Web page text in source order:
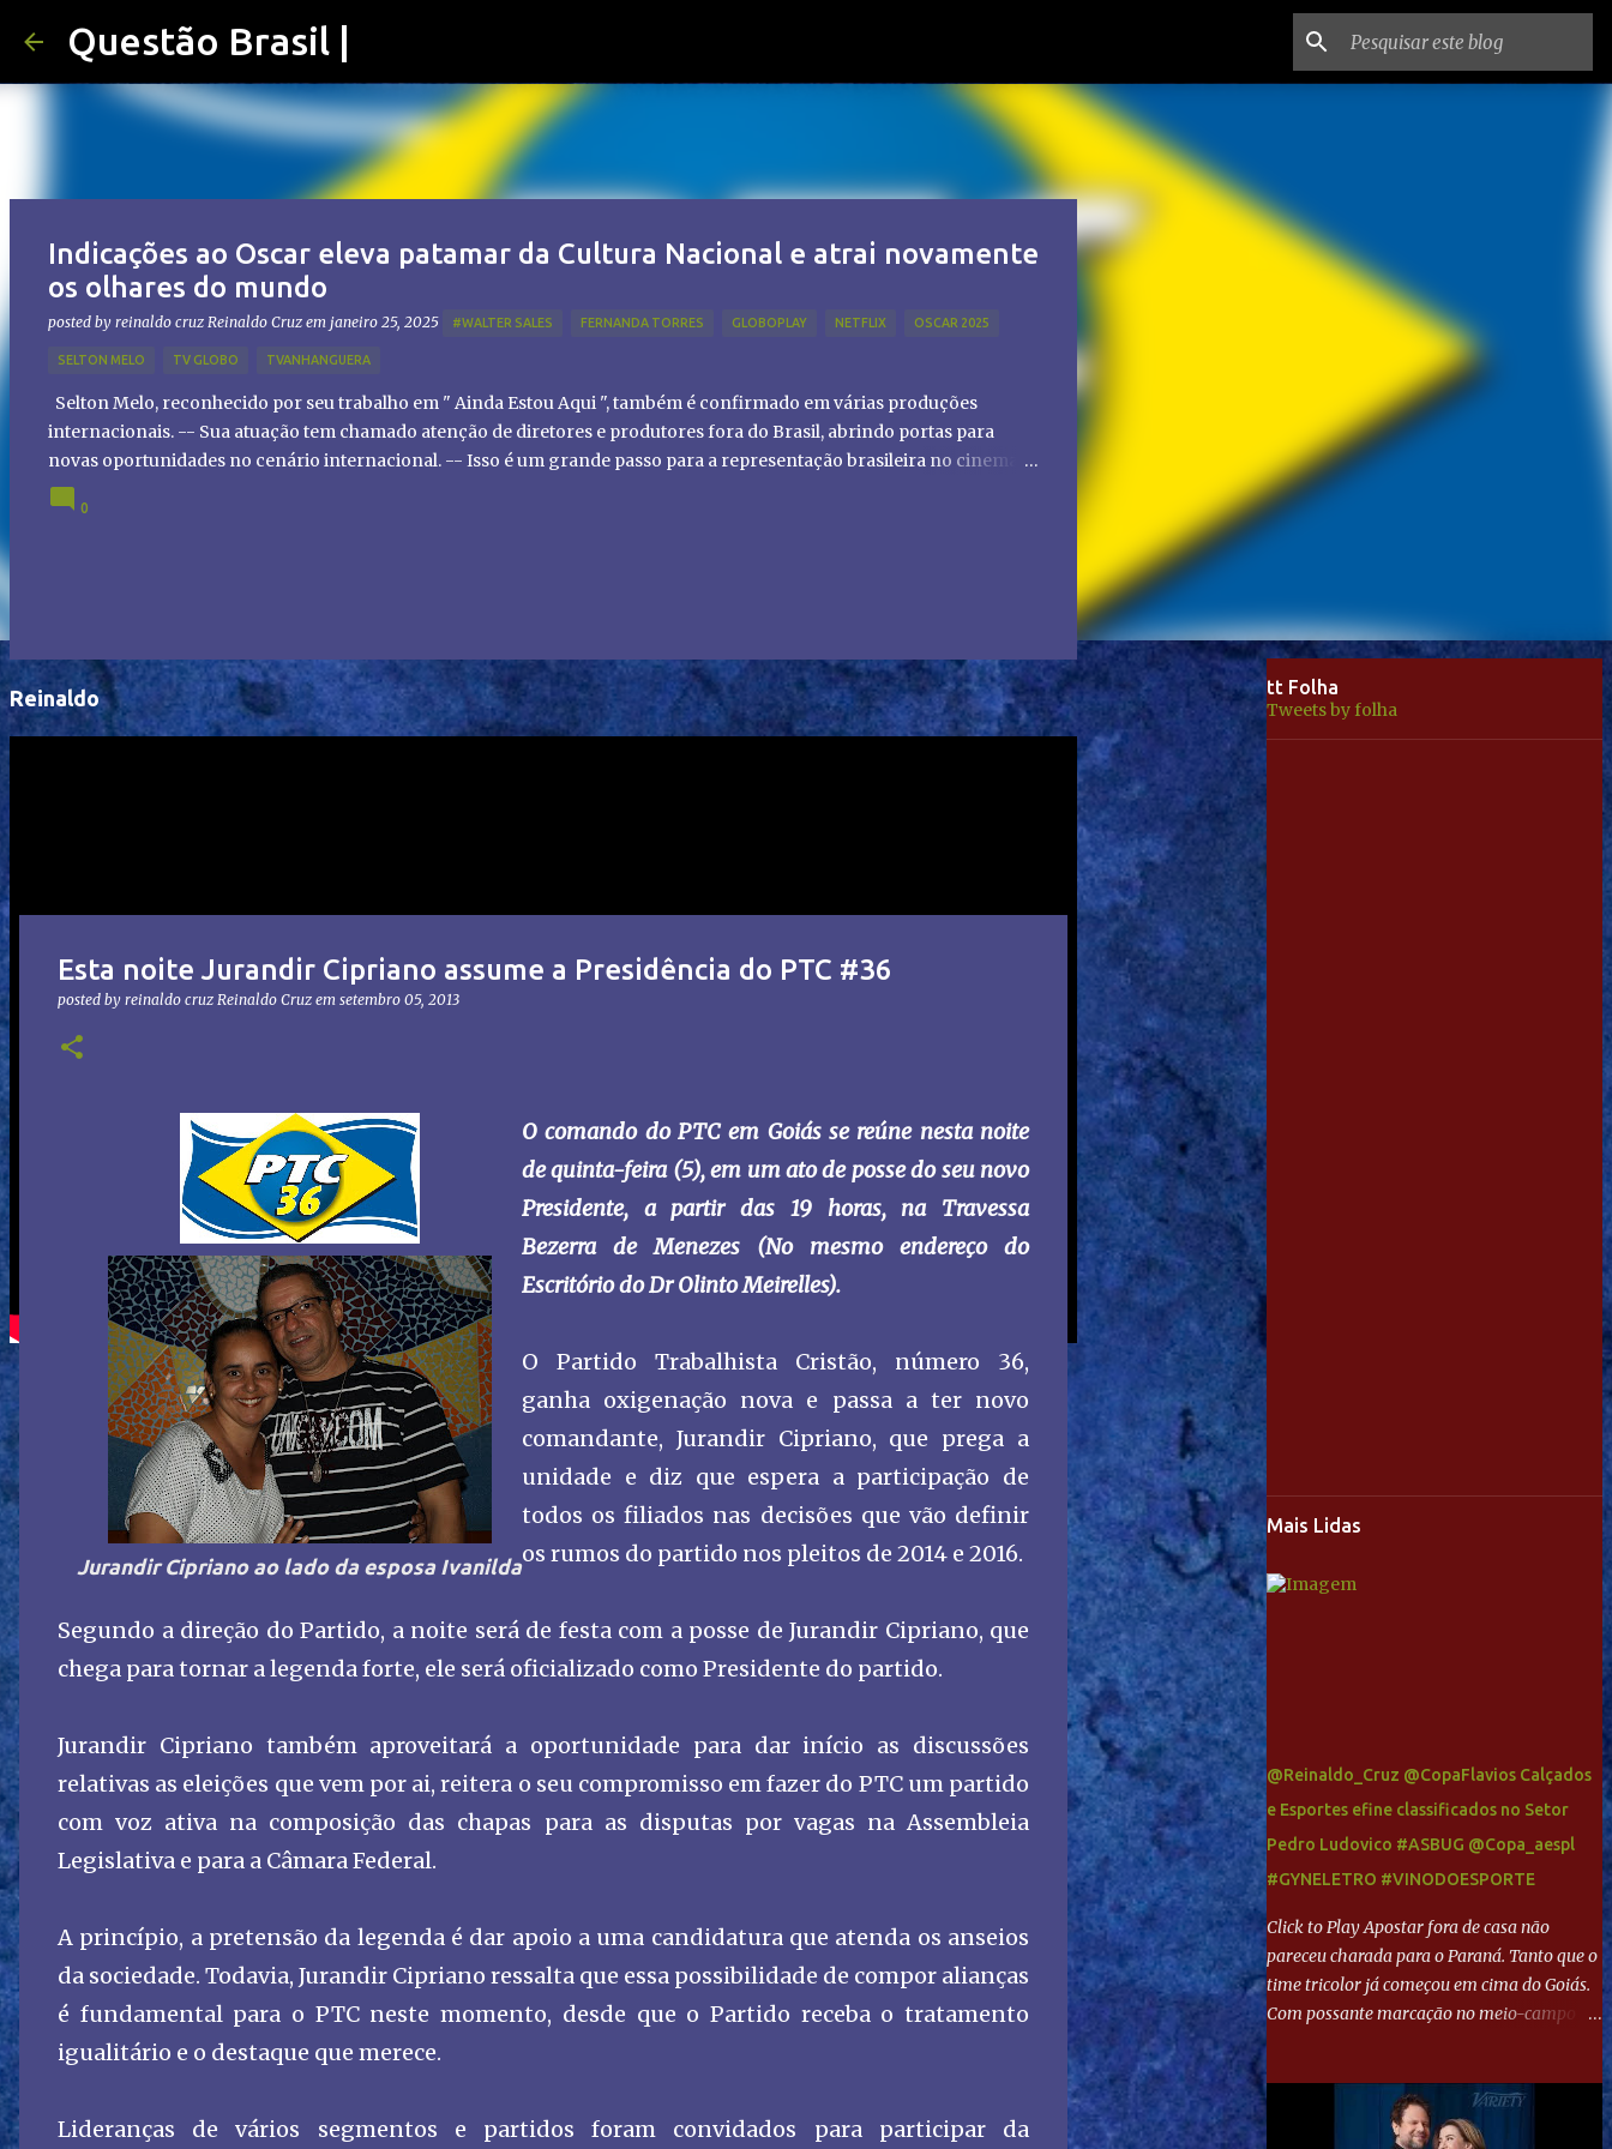
Questão Brasil |
Indicações ao Oscar eleva patamar da Cultura Nacional e atrai novamente
os olhares do mundo
posted by reinaldo cruz Reinaldo Cruz em janeiro 25, 2025 #WALTER SALES FERNANDA TORRES GLOBOPLAY NETFLIX OSCAR 2025
SELTON MELO TV GLOBO TVANHANGUERA
Selton Melo, reconhecido por seu trabalho em " Ainda Estou Aqui ", também é confirmado em várias produções
internacionais. -- Sua atuação tem chamado atenção de diretores e produtores fora do Brasil, abrindo portas para
novas oportunidades no cenário internacional. -- Isso é um grande passo para a representação brasileira no cinema
global!
0
Reinaldo
Esta noite Jurandir Cipriano assume a Presidência do PTC #36
posted by reinaldo cruz Reinaldo Cruz em setembro 05, 2013
Jurandir Cipriano ao lado da esposa Ivanilda
O comando do PTC em Goiás se reúne nesta noite
de quinta-feira (5), em um ato de posse do seu novo
Presidente, a partir das 19 horas, na Travessa
Bezerra de Menezes (No mesmo endereço do
Escritório do Dr Olinto Meirelles).
O Partido Trabalhista Cristão, número 36,
ganha oxigenação nova e passa a ter novo
comandante, Jurandir Cipriano, que prega a
unidade e diz que espera a participação de
todos os filiados nas decisões que vão definir
os rumos do partido nos pleitos de 2014 e 2016.
Segundo a direção do Partido, a noite será de festa com a posse de Jurandir Cipriano, que
chega para tornar a legenda forte, ele será oficializado como Presidente do partido.
Jurandir Cipriano também aproveitará a oportunidade para dar início as discussões
relativas as eleições que vem por ai, reitera o seu compromisso em fazer do PTC um partido
com voz ativa na composição das chapas para as disputas por vagas na Assembleia
Legislativa e para a Câmara Federal.
A princípio, a pretensão da legenda é dar apoio a uma candidatura que atenda os anseios
da sociedade. Todavia, Jurandir Cipriano ressalta que essa possibilidade de compor alianças
é fundamental para o PTC neste momento, desde que o Partido receba o tratamento
igualitário e o destaque que merece.
Lideranças de vários segmentos e partidos foram convidados para participar da
tt Folha
Tweets by folha
Mais Lidas
@Reinaldo_Cruz @CopaFlavios Calçados
e Esportes efine classificados no Setor
Pedro Ludovico #ASBUG @Copa_aespl
#GYNELETRO #VINODOESPORTE
Click to Play Apostar fora de casa não
pareceu charada para o Paraná. Tanto que o
time tricolor já começou em cima do Goiás.
Com possante marcação no meio-campo e
direita, invadiu a área e bateu cruzado no
canto, sem chance para Harlei. Tal qual o